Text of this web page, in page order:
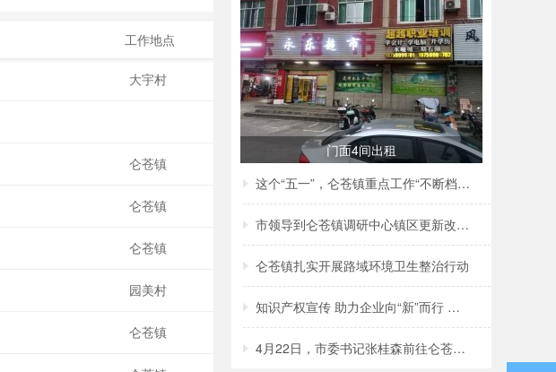
工作地点
大宇村
仑苍镇
仑苍镇
仑苍镇
园美村
仑苍镇
门面4间出租
这个“五一”，仑苍镇重点工作“不断档”！
市领导到仑苍镇调研中心镇区更新改造项目建
仑苍镇扎实开展路域环境卫生整治行动
知识产权宣传 助力企业向“新”而行 ——仑
4月22日，市委书记张桂森前往仑苍镇、洪濑